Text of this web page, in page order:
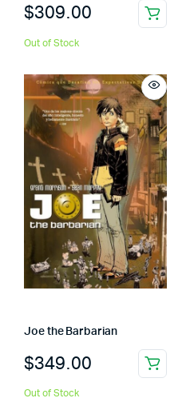
$309.00
Out of Stock
Joe the Barbarian
$349.00
Out of Stock